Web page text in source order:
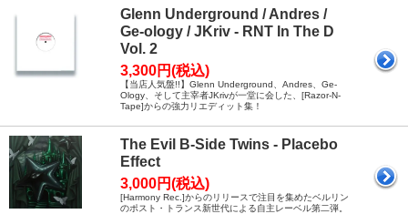
Glenn Underground / Andres /
Ge-ology / JKriv - RNT In The D
Vol. 2
3,300円(税込)
【当店人気盤!!】Glenn Underground、Andres、Ge-
Ology、そして主宰者JKrivが一堂に会した、[Razor-N-
Tape]からの強力リエディット集！
The Evil B-Side Twins - Placebo
Effect
3,000円(税込)
[Harmony Rec.]からのリリースで注目を集めたベルリン
のポスト・トランス新世代による自主レーベル第二弾。